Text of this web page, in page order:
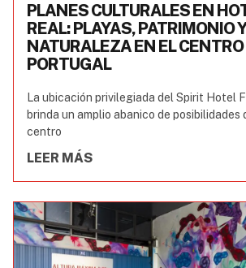
PLANES CULTURALES EN
REAL: PLAYAS, PATRIMONIO Y
NATURALEZA EN EL CENTRO
PORTUGAL
La ubicación privilegiada del Spirit Hotel
brinda un amplio abanico de posibilidades
centro
LEER MÁS